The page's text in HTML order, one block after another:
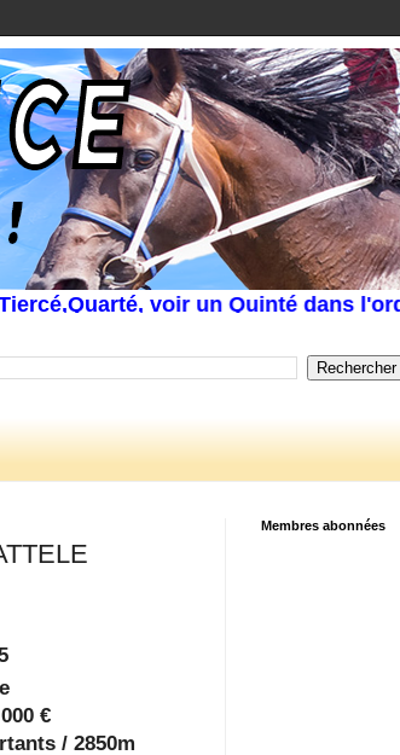
voir un Quinté dans l'ordre
€
/ 2850m
Membres abonnées